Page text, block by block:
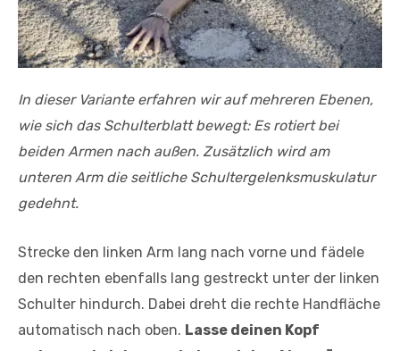
In dieser Variante erfahren wir auf mehreren Ebenen,
wie sich das Schulterblatt bewegt: Es rotiert bei
beiden Armen nach außen. Zusätzlich wird am
unteren Arm die seitliche Schultergelenksmuskulatur
gedehnt.
Strecke den linken Arm lang nach vorne und fädele
den rechten ebenfalls lang gestreckt unter der linken
Schulter hindurch. Da­bei dreht die rechte Handfläche
automatisch nach oben. Lasse deinen Kopf